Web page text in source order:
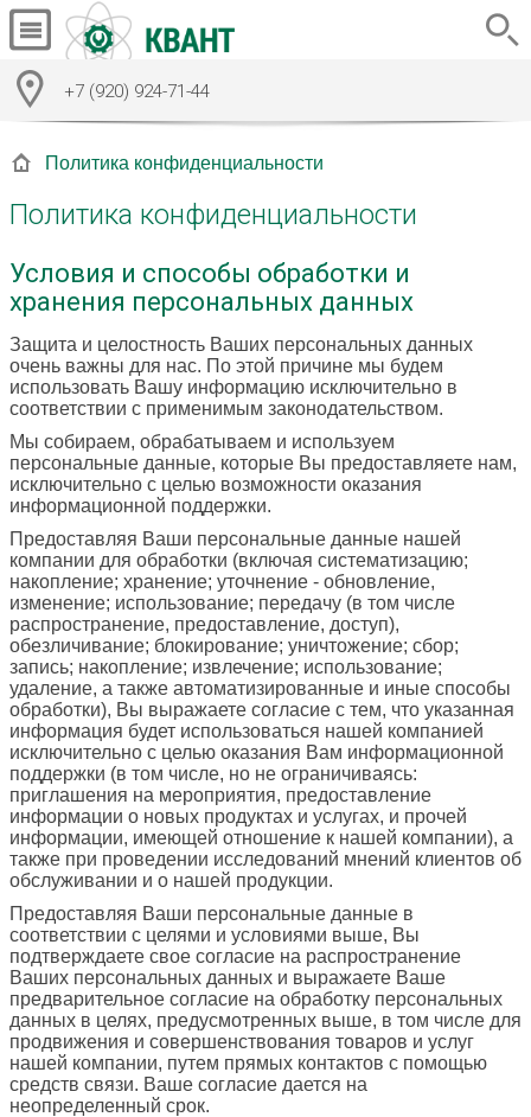
+7 (920) 924-71-44
Политика конфиденциальности
Политика конфиденциальности
Условия и способы обработки и
хранения персональных данных
Защита и целостность Ваших персональных данных
очень важны для нас. По этой причине мы будем
использовать Вашу информацию исключительно в
соответствии с применимым законодательством.
Мы собираем, обрабатываем и используем
персональные данные, которые Вы предоставляете нам,
исключительно с целью возможности оказания
информационной поддержки.
Предоставляя Ваши персональные данные нашей
компании для обработки (включая систематизацию;
накопление; хранение; уточнение - обновление,
изменение; использование; передачу (в том числе
распространение, предоставление, доступ),
обезличивание; блокирование; уничтожение; сбор;
запись; накопление; извлечение; использование;
удаление, а также автоматизированные и иные способы
обработки), Вы выражаете согласие с тем, что указанная
информация будет использоваться нашей компанией
исключительно с целью оказания Вам информационной
поддержки (в том числе, но не ограничиваясь:
приглашения на мероприятия, предоставление
информации о новых продуктах и услугах, и прочей
информации, имеющей отношение к нашей компании), а
также при проведении исследований мнений клиентов об
обслуживании и о нашей продукции.
Предоставляя Ваши персональные данные в
соответствии с целями и условиями выше, Вы
подтверждаете свое согласие на распространение
Ваших персональных данных и выражаете Ваше
предварительное согласие на обработку персональных
данных в целях, предусмотренных выше, в том числе для
продвижения и совершенствования товаров и услуг
нашей компании, путем прямых контактов с помощью
средств связи. Ваше согласие дается на
неопределенный срок.